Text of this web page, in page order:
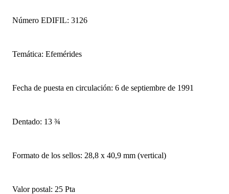
Número EDIFIL: 3126
Temática: Efemérides
Fecha de puesta en circulación: 6 de septiembre de 1991
Dentado: 13 ¾
Formato de los sellos: 28,8 x 40,9 mm (vertical)
Valor postal: 25 Pta